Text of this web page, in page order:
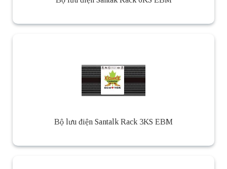
Bộ lưu điện Santalk Rack 3KS EBM